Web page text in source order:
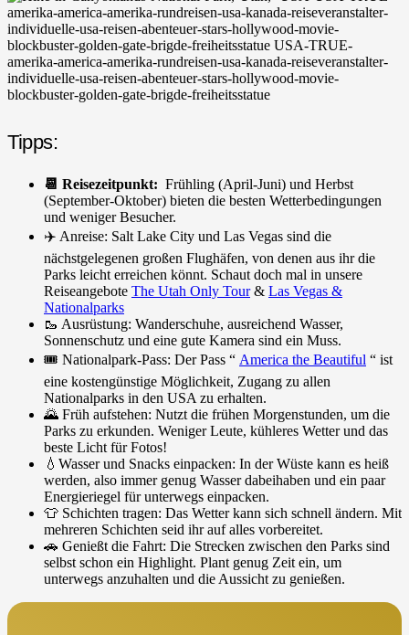
Tipps:
📆 Reisezeitpunkt: Frühling (April-Juni) und Herbst
(September-Oktober) bieten die besten Wetterbedingungen
und weniger Besucher.
✈️ Anreise: Salt Lake City und Las Vegas sind die
nächstgelegenen großen Flughäfen, von denen aus ihr die
Parks leicht erreichen könnt. Schaut doch mal in unsere
Reiseangebote The Utah Only Tour& Las Vegas &
Nationalparks
🥾 Ausrüstung: Wanderschuhe, ausreichend Wasser,
Sonnenschutz und eine gute Kamera sind ein Muss.
🎟️ Nationalpark-Pass: Der Pass “ America the Beautiful “ ist
eine kostengünstige Möglichkeit, Zugang zu allen
Nationalparks in den USA zu erhalten.
🌄 Früh aufstehen: Nutzt die frühen Morgenstunden, um die
Parks zu erkunden. Weniger Leute, kühleres Wetter und das
beste Licht für Fotos!
💧Wasser und Snacks einpacken: In der Wüste kann es heiß
werden, also immer genug Wasser dabeihaben und ein paar
Energieriegel für unterwegs einpacken.
👕 Schichten tragen: Das Wetter kann sich schnell ändern. Mit
mehreren Schichten seid ihr auf alles vorbereitet.
🚗 Genießt die Fahrt: Die Strecken zwischen den Parks sind
selbst schon ein Highlight. Plant genug Zeit ein, um
unterwegs anzuhalten und die Aussicht zu genießen.